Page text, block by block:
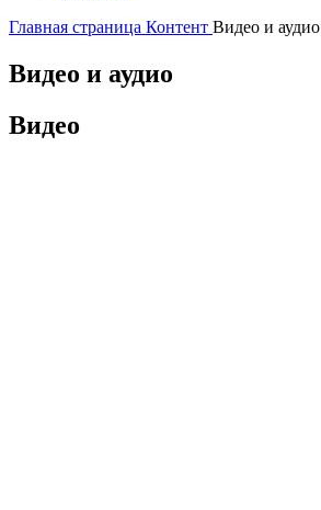
Главная страница Контент Видео и аудио
Видео и аудио
Видео